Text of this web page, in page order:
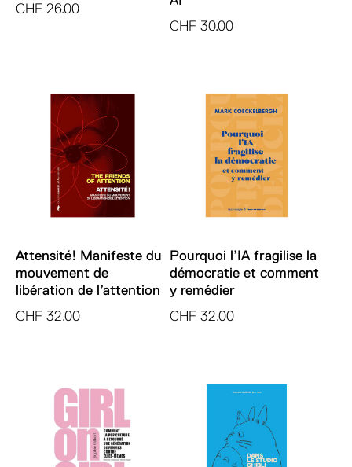
CHF 26.00
CHF 30.00
Attensité! Manifeste du
mouvement de
libération de l’attention
CHF 32.00
Pourquoi l’IA fragilise la
démocratie et comment
y remédier
CHF 32.00